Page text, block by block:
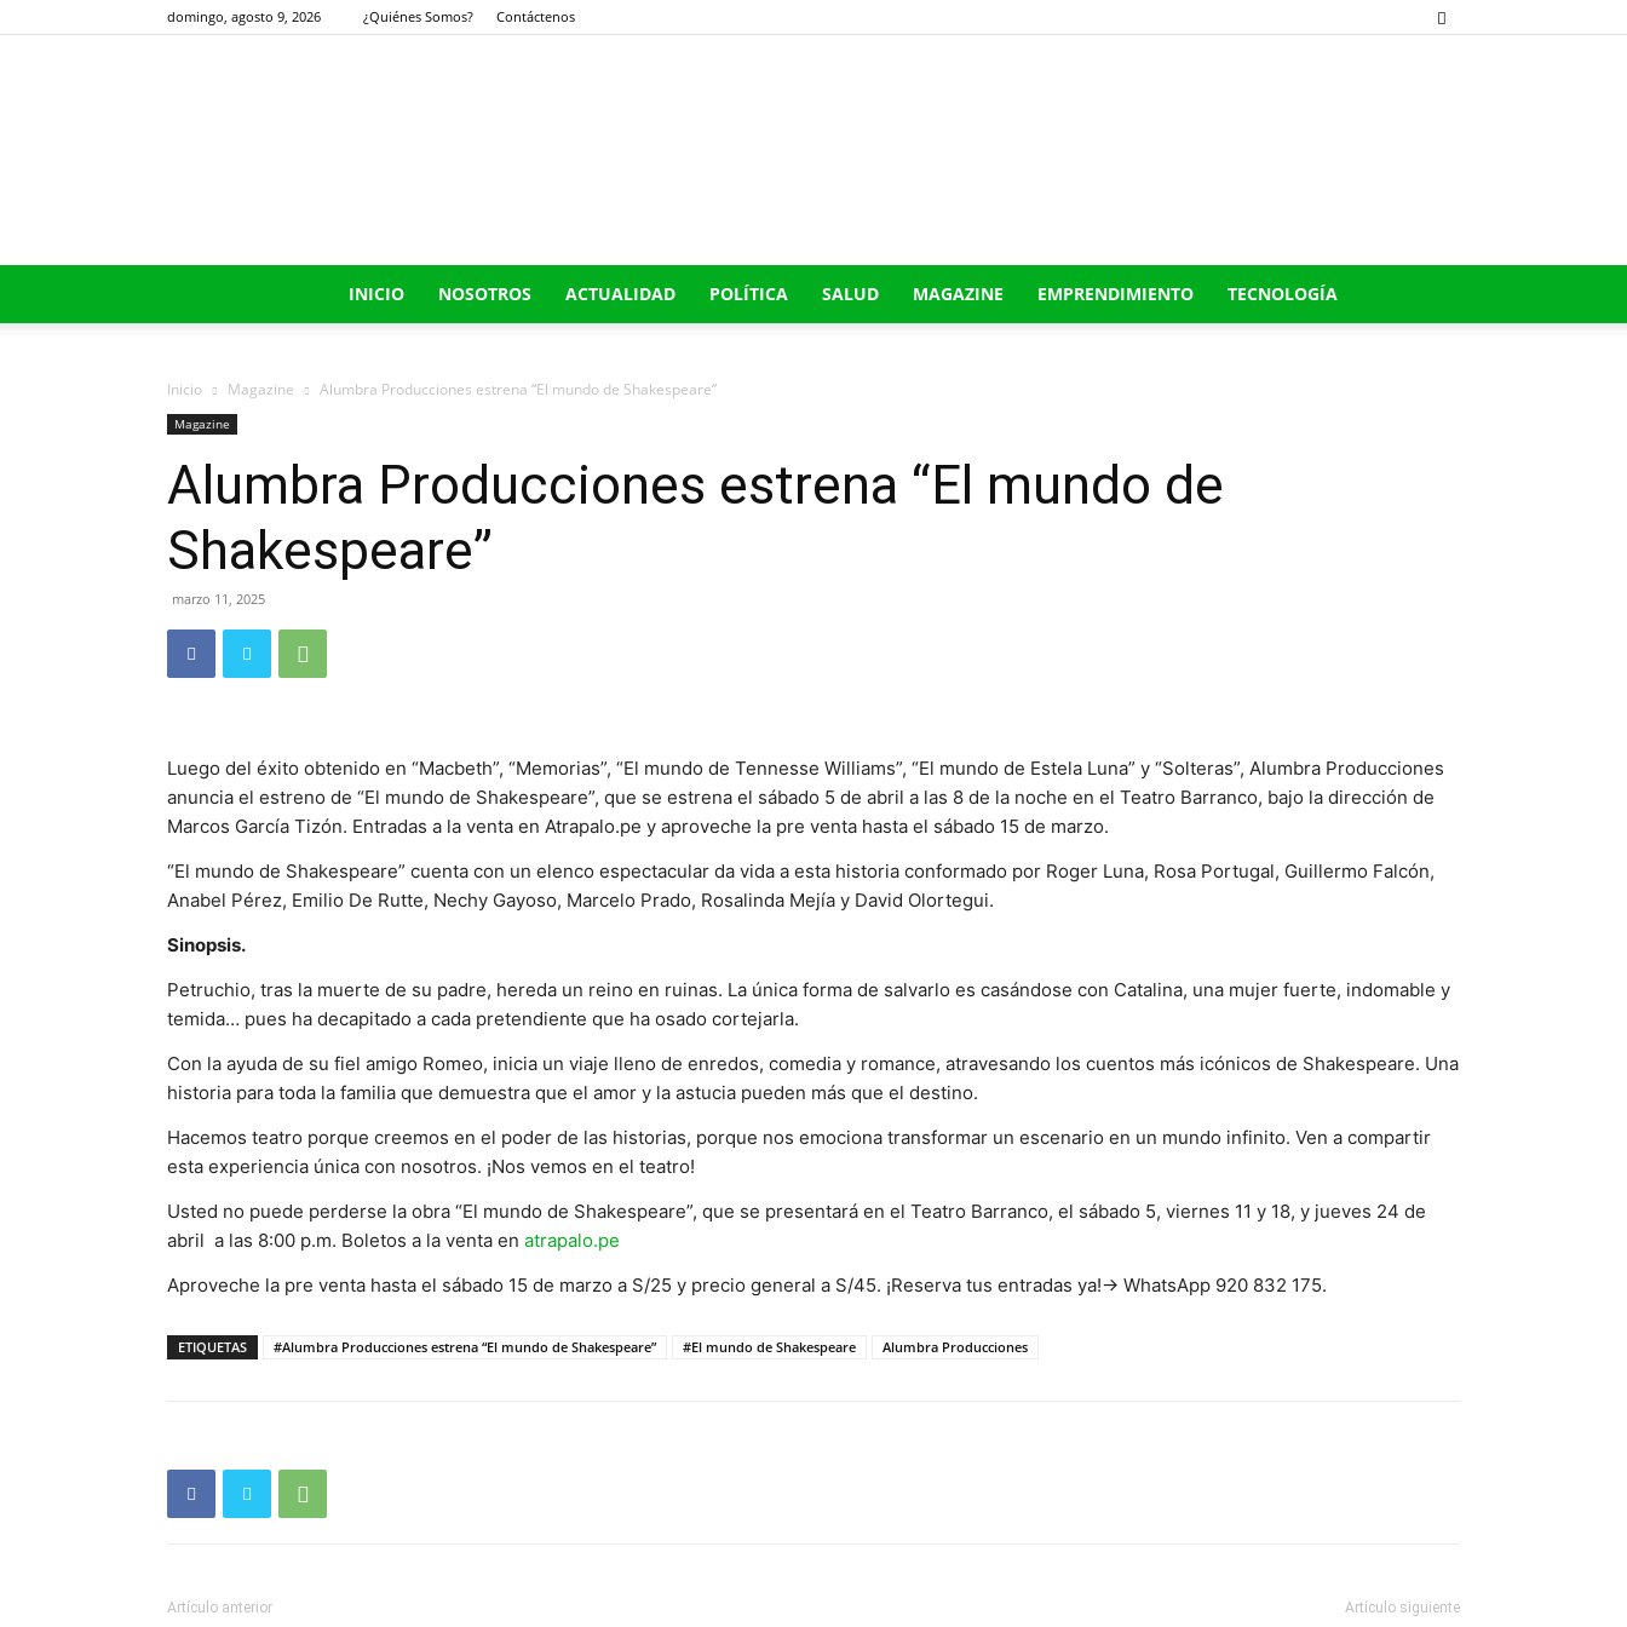
domingo, agosto 9, 2026 ¿Quiénes Somos? Contáctenos
INICIO NOSOTROS ACTUALIDAD POLÍTICA SALUD MAGAZINE EMPRENDIMIENTO TECNOLOGÍA
Inicio Magazine Alumbra Producciones estrena “El mundo de Shakespeare”
Magazine
Alumbra Producciones estrena “El mundo de
Shakespeare”
marzo 11, 2025
Luego del éxito obtenido en “Macbeth”, “Memorias”, “El mundo de Tennesse Williams”, “El mundo de Estela Luna” y “Solteras”, Alumbra Producciones
anuncia el estreno de “El mundo de Shakespeare”, que se estrena el sábado 5 de abril a las 8 de la noche en el Teatro Barranco, bajo la dirección de
Marcos García Tizón. Entradas a la venta en Atrapalo.pe y aproveche la pre venta hasta el sábado 15 de marzo.
“El mundo de Shakespeare” cuenta con un elenco espectacular da vida a esta historia conformado por Roger Luna, Rosa Portugal, Guillermo Falcón,
Anabel Pérez, Emilio De Rutte, Nechy Gayoso, Marcelo Prado, Rosalinda Mejía y David Olortegui.
Sinopsis.
Petruchio, tras la muerte de su padre, hereda un reino en ruinas. La única forma de salvarlo es casándose con Catalina, una mujer fuerte, indomable y
temida… pues ha decapitado a cada pretendiente que ha osado cortejarla.
Con la ayuda de su fiel amigo Romeo, inicia un viaje lleno de enredos, comedia y romance, atravesando los cuentos más icónicos de Shakespeare. Una
historia para toda la familia que demuestra que el amor y la astucia pueden más que el destino.
Hacemos teatro porque creemos en el poder de las historias, porque nos emociona transformar un escenario en un mundo infinito. Ven a compartir
esta experiencia única con nosotros. ¡Nos vemos en el teatro!
Usted no puede perderse la obra “El mundo de Shakespeare”, que se presentará en el Teatro Barranco, el sábado 5, viernes 11 y 18, y jueves 24 de
abril a las 8:00 p.m. Boletos a la venta en atrapalo.pe
Aproveche la pre venta hasta el sábado 15 de marzo a S/25 y precio general a S/45. ¡Reserva tus entradas ya!→ WhatsApp 920 832 175.
ETIQUETAS #Alumbra Producciones estrena “El mundo de Shakespeare” #El mundo de Shakespeare Alumbra Producciones
Artículo anterior Artículo siguiente